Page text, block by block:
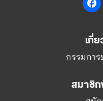
เกี่
กรรมกา
สมาชิก